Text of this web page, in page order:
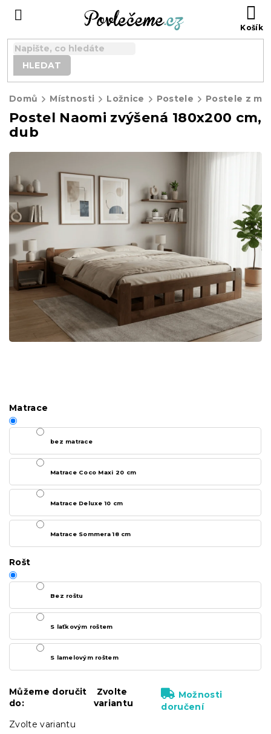
HLEDAT
Domů Místnosti Ložnice Postele Postele z
Postel Naomi zvýšená 180x200 cm,
dub
Zvolte variantu
Matrace
bez matrace
Matrace Coco Maxi 20 cm
Matrace Deluxe 10 cm
Matrace Sommera 18 cm
Rošt
Bez roštu
S laťkovým roštem
S lamelovým roštem
Můžeme doručit
do:
Zvolte
variantu
Možnosti
doručení